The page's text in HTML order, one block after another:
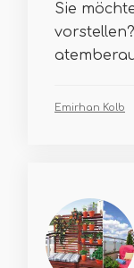
Sie
Emirhan Kolb